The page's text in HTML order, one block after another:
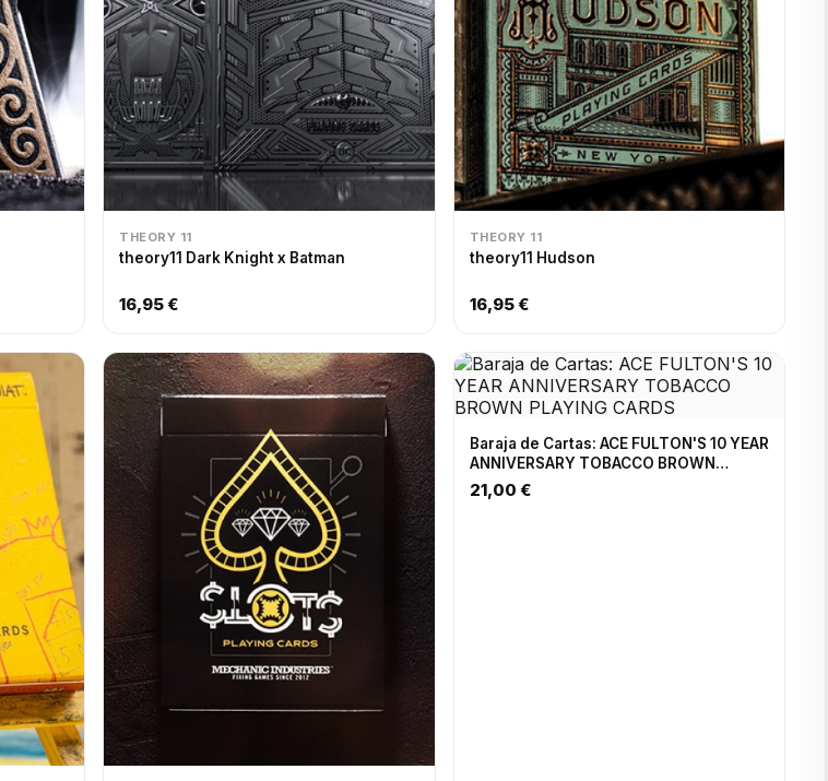
THEORY 11
theory11 Dark Knight x Batman
16,95 €
THEORY 11
theory11 Hudson
16,95 €
Baraja de Cartas: ACE FULTON'S 10 YEAR
ANNIVERSARY TOBACCO BROWN
PLAYING CARDS
21,00 €